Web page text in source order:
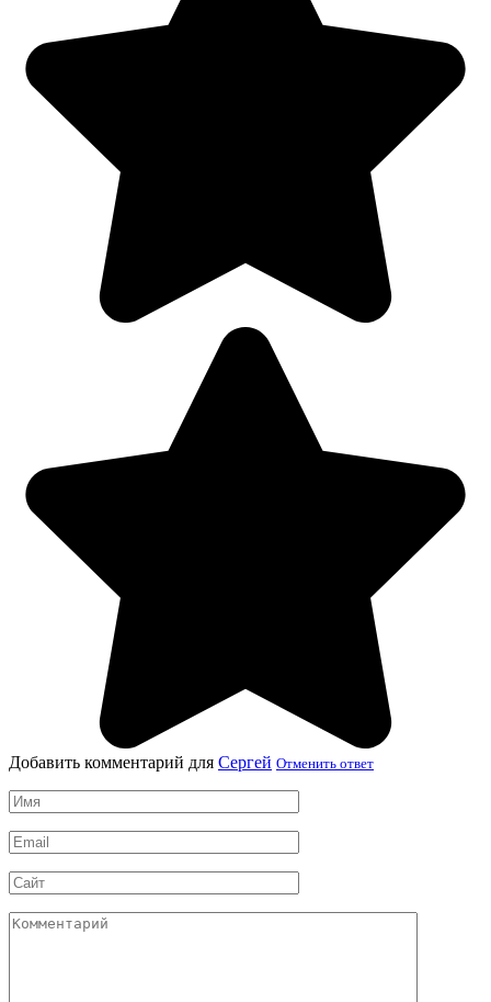
Добавить комментарий для Сергей Отменить ответ
Имя
*
Email
*
Сайт
Комментарий